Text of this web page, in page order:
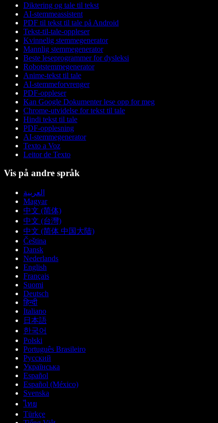
Diktering og tale til tekst
AI-stemmeassistent
PDF til tekst til tale på Android
Tekst-til-tale-oppleser
Kvinnelig stemmegenerator
Mannlig stemmegenerator
Beste leseprogrammer for dysleksi
Robotstemmegenerator
Anime-tekst til tale
AI-stemmeforvrenger
PDF-oppleser
Kan Google Dokumenter lese opp for meg
Chrome-utvidelse for tekst til tale
Hindi tekst til tale
PDF-opplesning
AI-stemmegenerator
Texto a Voz
Leitor de Texto
Vis på andre språk
العربية
Magyar
中文 (简体)
中文 (台灣)
中文 (简体 中国大陆)
Čeština
Dansk
Nederlands
English
Français
Suomi
Deutsch
हिन्दी
Italiano
日本語
한국어
Polski
Português Brasileiro
Русский
Українська
Español
Español (México)
Svenska
ไทย
Türkçe